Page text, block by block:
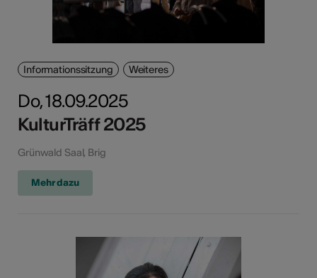
Informationssitzung Weiteres
Do, 18.09.2025
KulturTräff 2025
Grünwald Saal, Brig
Mehr dazu